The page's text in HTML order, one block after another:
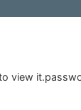
view